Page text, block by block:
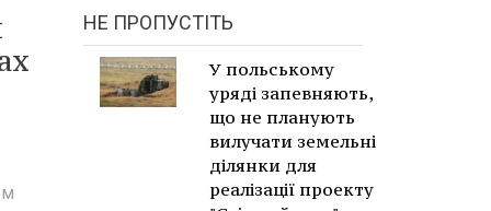
НЕ ПРОПУСТІТЬ
У польському
уряді запевняють,
що не планують
вилучати земельні
ділянки для
реалізації проекту